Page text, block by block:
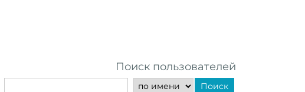
Поиск пользователей
Поиск